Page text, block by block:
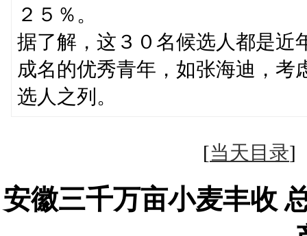
２５％。
据了解，这３０名候选人都是近
成名的优秀青年，如张海迪，考
选人之列。
[当天目录
安徽三千万亩小麦丰收